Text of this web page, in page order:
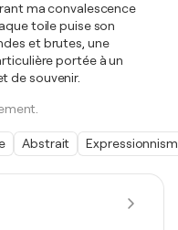
ma convalescence
toile puise son
et brutes, une
portée à un
de souvenir.
Abstrait